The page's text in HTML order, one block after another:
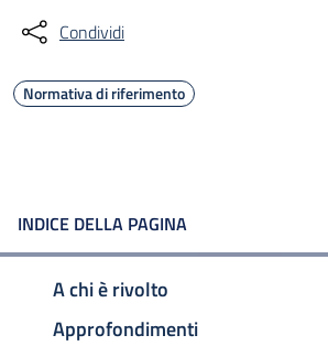
Condividi
Normativa di riferimento
INDICE DELLA PAGINA
A chi è rivolto
Approfondimenti